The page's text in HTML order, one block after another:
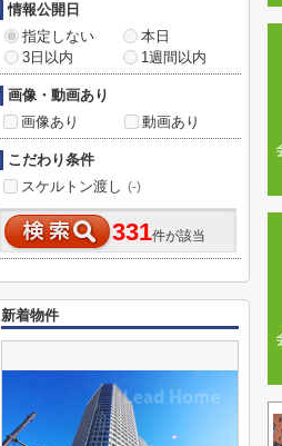
情報公開日
指定しない
本日
3日以内
1週間以内
画像・動画あり
画像あり
動画あり
こだわり条件
スケルトン渡し (-)
331件が該当
新着物件